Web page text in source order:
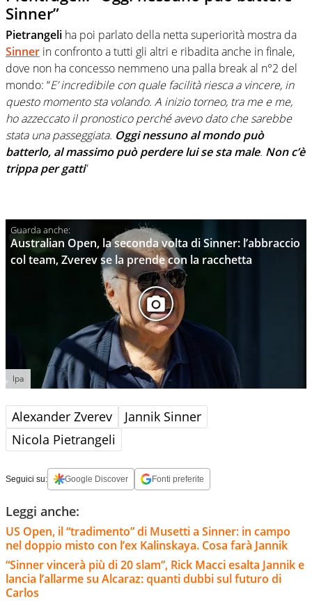
Sinner”
Pietrangeli ha poi parlato della netta superiorità mostra da
Sinner in confronto a tutti gli altri e ribadita anche in finale,
dove non ha concesso nemmeno una palla break al n°2 del
mondo: “E’ incredibile con quale facilità riesca a vincere, in
questo momento sta volando. A inizio torneo, tra me e me,
ho azzeccato il pronostico perché avevo dato che sarebbe
stata una passeggiata. Oggi nessuno al mondo può
batterlo, al massimo può perdere lui se sta male. Non c’è
trippa per gatti”
Australian Open, la seconda volta di Sinner: l’abbraccio
col team, Zverev se la prende con la racchetta
Ipa
Alexander Zverev
Jannik Sinner
Nicola Pietrangeli
Seguici su: Google Discover Fonti preferite
Leggi anche:
US Open, il “tradimento” di Musetti a Sinner: in campo
nel doppio misto con l’ex Kalinskaya. Cosa farà Jannik
“Sinner vincerà più di 20 slam”, Rick Macci esalta Jannik e
lancia l’allarme su Alcaraz: quanti dubbi sul futuro di
Carlos